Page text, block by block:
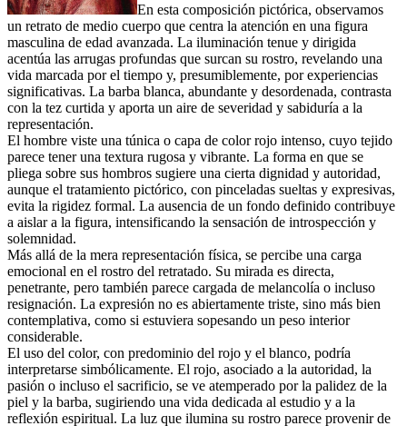
En esta composición pictórica, observamos
un retrato de medio cuerpo que centra la atención en una figura
masculina de edad avanzada. La iluminación tenue y dirigida
acentúa las arrugas profundas que surcan su rostro, revelando una
vida marcada por el tiempo y, presumiblemente, por experiencias
significativas. La barba blanca, abundante y desordenada, contrasta
con la tez curtida y aporta un aire de severidad y sabiduría a la
representación.
El hombre viste una túnica o capa de color rojo intenso, cuyo tejido
parece tener una textura rugosa y vibrante. La forma en que se
pliega sobre sus hombros sugiere una cierta dignidad y autoridad,
aunque el tratamiento pictórico, con pinceladas sueltas y expresivas,
evita la rigidez formal. La ausencia de un fondo definido contribuye
a aislar a la figura, intensificando la sensación de introspección y
solemnidad.
Más allá de la mera representación física, se percibe una carga
emocional en el rostro del retratado. Su mirada es directa,
penetrante, pero también parece cargada de melancolía o incluso
resignación. La expresión no es abiertamente triste, sino más bien
contemplativa, como si estuviera sopesando un peso interior
considerable.
El uso del color, con predominio del rojo y el blanco, podría
interpretarse simbólicamente. El rojo, asociado a la autoridad, la
pasión o incluso el sacrificio, se ve atemperado por la palidez de la
piel y la barba, sugiriendo una vida dedicada al estudio y a la
reflexión espiritual. La luz que ilumina su rostro parece provenir de